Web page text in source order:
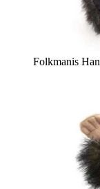
Folkmanis